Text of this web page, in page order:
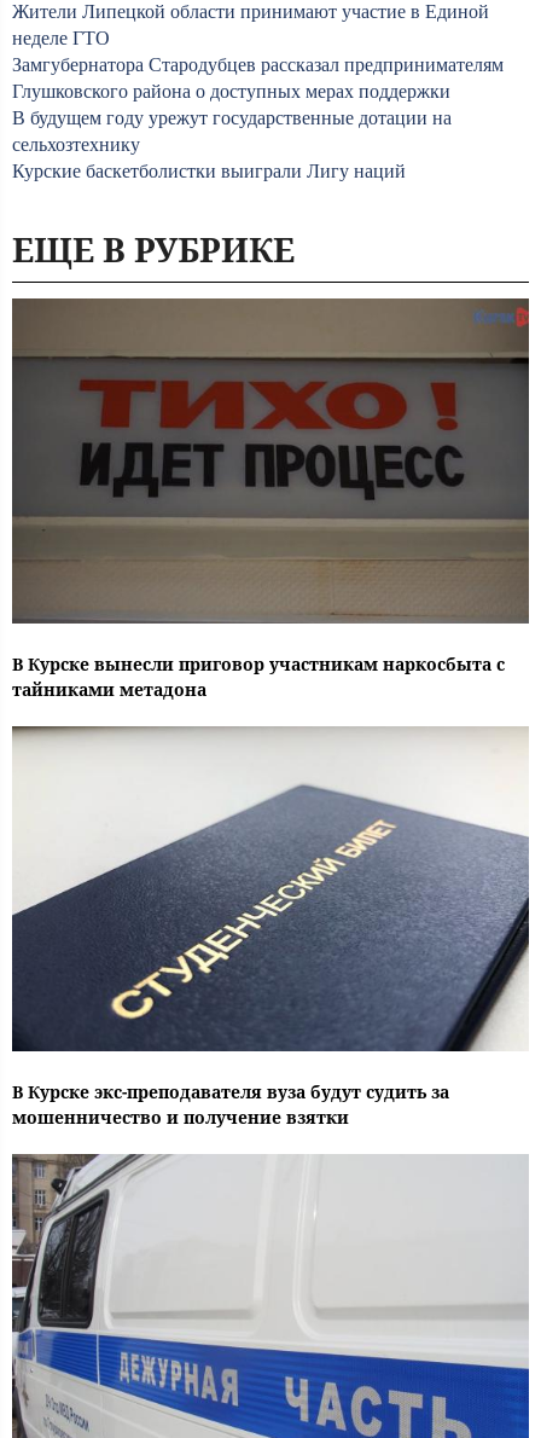
Жители Липецкой области принимают участие в Единой
неделе ГТО
Замгубернатора Стародубцев рассказал предпринимателям
Глушковского района о доступных мерах поддержки
В будущем году урежут государственные дотации на
сельхозтехнику
Курские баскетболистки выиграли Лигу наций
ЕЩЕ В РУБРИКЕ
В Курске вынесли приговор участникам наркосбыта с
тайниками метадона
В Курске экс-преподавателя вуза будут судить за
мошенничество и получение взятки